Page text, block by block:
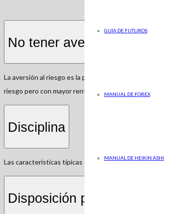
GUÍA DE FUTUROS
MANUAL DE FOREX
MANUAL DE HEIKIN ASHI
No tener aversión al riesgo
La aversión al riesgo es la preferencia de una persona a
riesgo pero con mayor rentabilidad.
Disciplina
Las características típicas de un inversor de Forex de éxito
Disposición para aprender